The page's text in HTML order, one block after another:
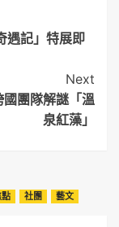
遇記」特展即
Next
團隊解謎「溫
泉紅藻」
社團 藝文